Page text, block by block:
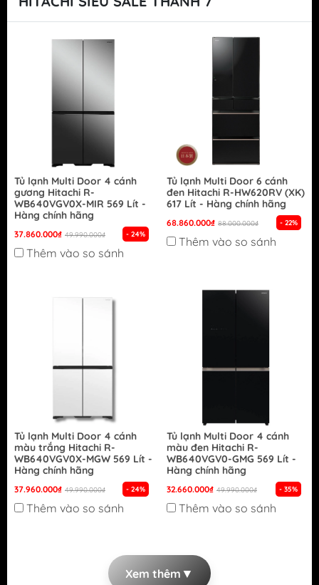
Tủ lạnh Multi Door 4 cánh
gương Hitachi R-
WB640VGV0X-MIR 569 Lít -
Hàng chính hãng
37.860.000₫ 49.990.000₫ - 24%
Thêm vào so sánh
Tủ lạnh Multi Door 6 cánh
đen Hitachi R-HW620RV (XK)
617 Lít - Hàng chính hãng
68.860.000₫ 88.000.000₫ - 22%
Thêm vào so sánh
Tủ lạnh Multi Door 4 cánh
màu trắng Hitachi R-
WB640VGV0X-MGW 569 Lít -
Hàng chính hãng
37.960.000₫ 49.990.000₫ - 24%
Thêm vào so sánh
Tủ lạnh Multi Door 4 cánh
màu đen Hitachi R-
WB640VGV0-GMG 569 Lít -
Hàng chính hãng
32.660.000₫ 49.990.000₫ - 35%
Thêm vào so sánh
Xem thêm ▼